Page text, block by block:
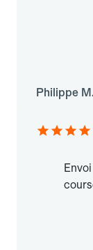
Philippe M.